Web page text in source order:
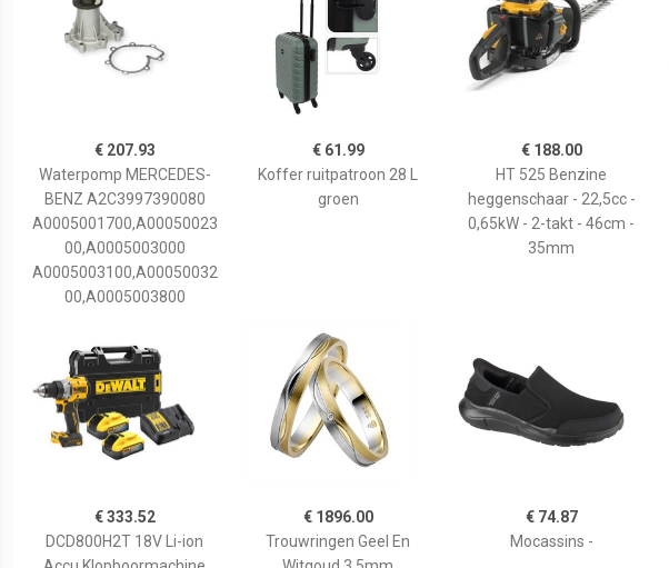
€ 207.93
Waterpomp MERCEDES-
BENZ A2C3997390080
A0005001700,A00050023
00,A0005003000
A0005003100,A00050032
00,A0005003800
€ 61.99
Koffer ruitpatroon 28 L
groen
€ 188.00
HT 525 Benzine
heggenschaar - 22,5cc -
0,65kW - 2-takt - 46cm -
35mm
€ 333.52
DCD800H2T 18V Li-ion
€ 1896.00
Trouwringen Geel En
€ 74.87
Mocassins -